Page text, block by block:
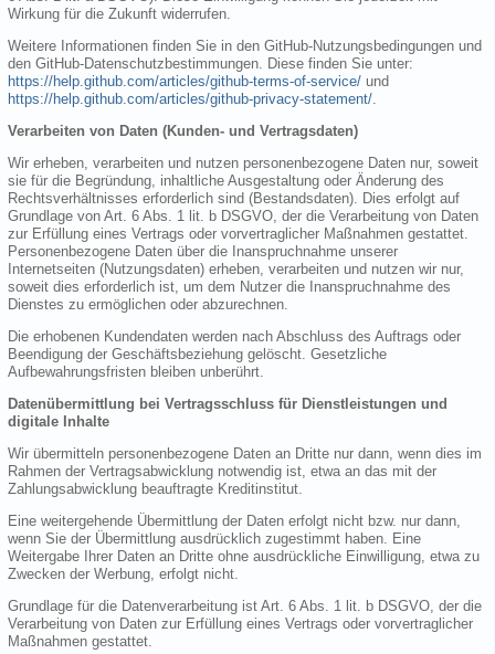
Wirkung für die Zukunft widerrufen.
Weitere Informationen finden Sie in den GitHub-Nutzungsbedingungen und
den GitHub-Datenschutzbestimmungen. Diese finden Sie unter:
https://help.github.com/articles/github-terms-of-service/ und
https://help.github.com/articles/github-privacy-statement/.
Verarbeiten von Daten (Kunden- und Vertragsdaten)
Wir erheben, verarbeiten und nutzen personenbezogene Daten nur, soweit
sie für die Begründung, inhaltliche Ausgestaltung oder Änderung des
Rechtsverhältnisses erforderlich sind (Bestandsdaten). Dies erfolgt auf
Grundlage von Art. 6 Abs. 1 lit. b DSGVO, der die Verarbeitung von Daten
zur Erfüllung eines Vertrags oder vorvertraglicher Maßnahmen gestattet.
Personenbezogene Daten über die Inanspruchnahme unserer
Internetseiten (Nutzungsdaten) erheben, verarbeiten und nutzen wir nur,
soweit dies erforderlich ist, um dem Nutzer die Inanspruchnahme des
Dienstes zu ermöglichen oder abzurechnen.
Die erhobenen Kundendaten werden nach Abschluss des Auftrags oder
Beendigung der Geschäftsbeziehung gelöscht. Gesetzliche
Aufbewahrungsfristen bleiben unberührt.
Datenübermittlung bei Vertragsschluss für Dienstleistungen und
digitale Inhalte
Wir übermitteln personenbezogene Daten an Dritte nur dann, wenn dies im
Rahmen der Vertragsabwicklung notwendig ist, etwa an das mit der
Zahlungsabwicklung beauftragte Kreditinstitut.
Eine weitergehende Übermittlung der Daten erfolgt nicht bzw. nur dann,
wenn Sie der Übermittlung ausdrücklich zugestimmt haben. Eine
Weitergabe Ihrer Daten an Dritte ohne ausdrückliche Einwilligung, etwa zu
Zwecken der Werbung, erfolgt nicht.
Grundlage für die Datenverarbeitung ist Art. 6 Abs. 1 lit. b DSGVO, der die
Verarbeitung von Daten zur Erfüllung eines Vertrags oder vorvertraglicher
Maßnahmen gestattet.